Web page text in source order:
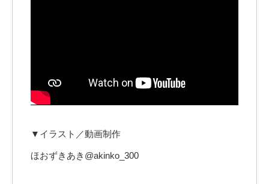
▼イラスト／動画制作
ほおずきあき@akinko_300